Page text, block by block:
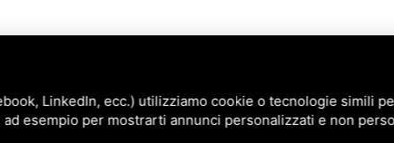
LinkedIn, ecc.) utilizziamo cookie o tecnologie simili
esempio per mostrarti annunci personalizzati e non
Annunci